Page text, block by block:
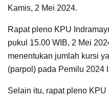
Kamis, 2 Mei 2024.
Rapat pleno KPU
pukul 15.00 WIB, 2 Mei
menentukan jumlah kursi
(parpol) pada Pemilu 2024
Selain itu, rapat pleno